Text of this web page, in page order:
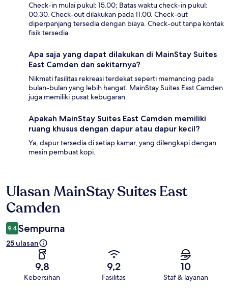
Check-in mulai pukul: 15.00; Batas waktu check-in pukul:
00.30. Check-out dilakukan pada 11.00. Check-out
diperpanjang tersedia dengan biaya. Check-out tanpa kontak
fisik tersedia.
Apa saja yang dapat dilakukan di MainStay Suites
East Camden dan sekitarnya?
Nikmati fasilitas rekreasi terdekat seperti memancing pada
bulan-bulan yang lebih hangat. MainStay Suites East Camden
juga memiliki pusat kebugaran.
Apakah MainStay Suites East Camden memiliki
ruang khusus dengan dapur atau dapur kecil?
Ya, dapur tersedia di setiap kamar, yang dilengkapi dengan
mesin pembuat kopi.
Ulasan
Ulasan MainStay Suites East
Camden
9,4 Sempurna
25 ulasan
9,8
Kebersihan
9,2
Fasilitas
10
Staf & layanan